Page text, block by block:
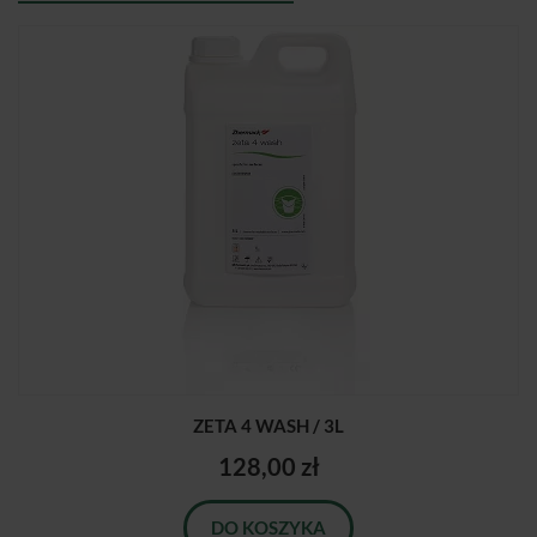
ZETA 4 WASH / 3L
128,00 zł
DO KOSZYKA